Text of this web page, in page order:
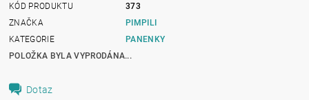
KÓD PRODUKTU
373
ZNAČKA
PIMPILI
KATEGORIE
PANENKY
POLOŽKA BYLA VYPRODÁNA...
Dotaz